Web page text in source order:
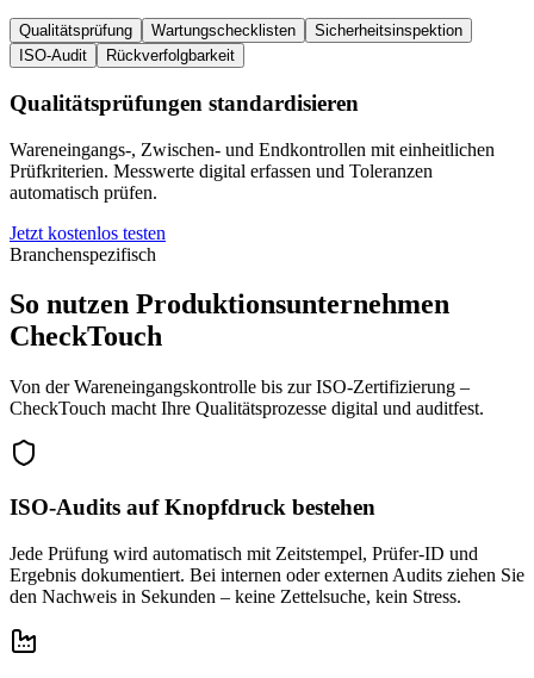
Qualitätsprüfung Wartungschecklisten
Sicherheitsinspektion
ISO-Audit
Rückverfolgbarkeit
Qualitätsprüfungen standardisieren
Wareneingangs-, Zwischen- und Endkontrollen mit einheitlichen
Prüfkriterien. Messwerte digital erfassen und Toleranzen
automatisch prüfen.
Jetzt kostenlos testen
Branchenspezifisch
So nutzen Produktionsunternehmen
CheckTouch
Von der Wareneingangskontrolle bis zur ISO-Zertifizierung –
CheckTouch macht Ihre Qualitätsprozesse digital und auditfest.
ISO-Audits auf Knopfdruck bestehen
Jede Prüfung wird automatisch mit Zeitstempel, Prüfer-ID und
Ergebnis dokumentiert. Bei internen oder externen Audits ziehen Sie
den Nachweis in Sekunden – keine Zettelsuche, kein Stress.